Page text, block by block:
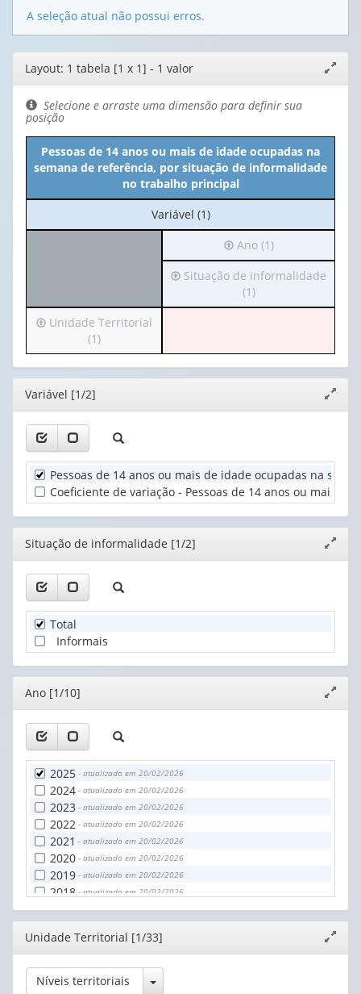
A seleção atual não possui erros.
Editor
de
layout
janela
Layout: 1 tabela [1 x 1] - 1 valor
Selecione e arraste uma dimensão para definir sua
posição
Pessoas de 14 anos ou mais de idade ocupadas na
semana de referência, por situação de informalidade
no trabalho principal
No
cabeçalho:
(1)
Variável (1)
Irá
para
o
cabeçalho
(possui
valor):
Ano (1)
Irá
o
apenas
1
Situação de informalidade
(1)
Irá
o
cabeçalho
(possui
apenas
valor):
Unidade
Territorial
(1)
Unidade Territorial
(1)
Editor
janela
Variável [1/2]
Pessoas de 14 anos ou mais de idade ocupadas na
Coeficiente de variação - Pessoas de 14 anos ou mais
Editor
janela
Situação de informalidade [1/2]
Total
Informais
Editor
janela
Ano [1/10]
2025 - atualizado em 20/02/2026
2024 - atualizado em 20/02/2026
2023 - atualizado em 20/02/2026
2022 - atualizado em 20/02/2026
2021 - atualizado em 20/02/2026
2020 - atualizado em 20/02/2026
2019 - atualizado em 20/02/2026
2018 - atualizado em 20/02/2026
2017- atualizado em 20/02/2026
2016
Editor
janela
Unidade Territorial [1/33]
Níveis territoriais Toggle Dropdown